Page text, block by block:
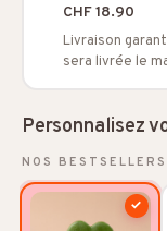
CHF 18.90
Livraison
sera livrée le
Personnalisez
NOS BESTSELLERS
✓